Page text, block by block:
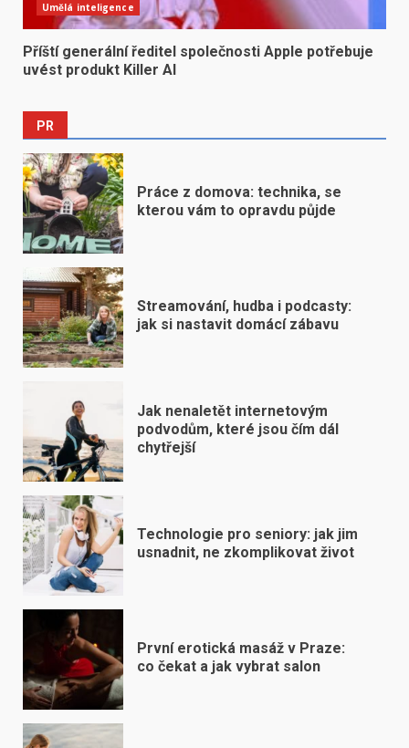
Umělá inteligence
Příští generální ředitel společnosti Apple potřebuje
uvést produkt Killer AI
PR
Práce z domova: technika, se
kterou vám to opravdu půjde
Streamování, hudba i podcasty:
jak si nastavit domácí zábavu
Jak nenaletět internetovým
podvodům, které jsou čím dál
chytřejší
Technologie pro seniory: jak jim
usnadnit, ne zkomplikovat život
První erotická masáž v Praze:
co čekat a jak vybrat salon